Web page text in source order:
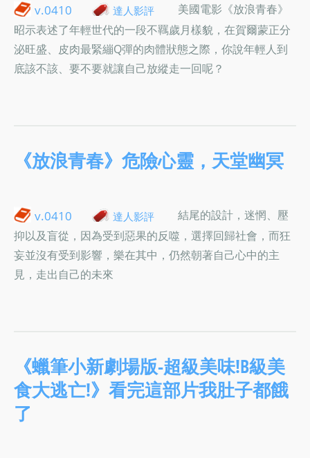
v.0410 達人影評
美國電影《放浪青春》
昭示表述了年輕世代的一段不羈歲月樣貌，在賀爾蒙正分
泌旺盛、皮肉最緊繃Q彈的肉體狀態之際，你說年輕人到
底該不該、要不要就讓自己放縱走一回呢？
《放浪青春》危險心靈，天堂幽冥
v.0410 達人影評
結尾的設計，迷惘、壓
抑以及盲從，因為受到惡果的反噬，選擇回歸社會，而狂
妄並沒有受到影響，樂在其中，仍然朝著自己心中的主
見，走出自己的未來
《蠟筆小新劇場版-超級美味!B級美
食大逃亡!》看完這部片我肚子都餓
了